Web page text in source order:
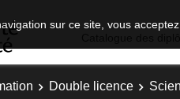
sur ce site, vous
Double licence